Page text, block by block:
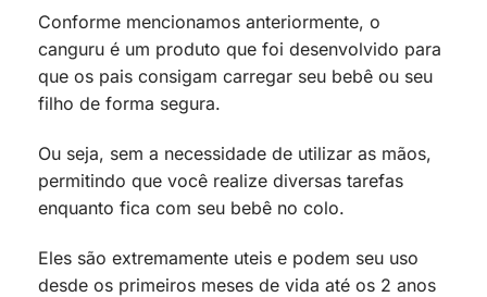
Conforme mencionamos anteriormente, o
canguru é um produto que foi desenvolvido para
que os pais consigam carregar seu bebê ou seu
filho de forma segura.
Ou seja, sem a necessidade de utilizar as mãos,
permitindo que você realize diversas tarefas
enquanto fica com seu bebê no colo.
Eles são extremamente uteis e podem seu uso
desde os primeiros meses de vida até os 2 anos